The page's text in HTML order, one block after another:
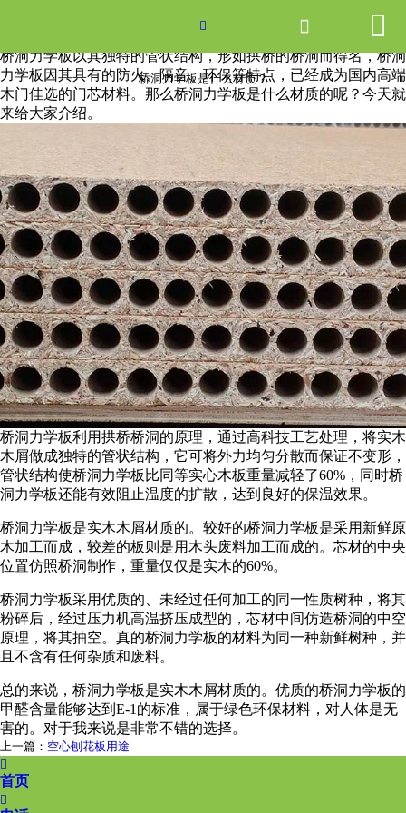
网站首页
产品中心
关于爱游戏ayx体育
走进爱游戏ayx体育
联系我们

桥洞力学板是什么材质？
 
桥洞力学板是什么材质？
桥洞力学板以其独特的管状结构，形如拱桥的桥洞而得名，桥洞
力学板因其具有的防火、隔音、环保等特点，已经成为国内高端
木门佳选的门芯材料。那么桥洞力学板是什么材质的呢？今天就
来给大家介绍。
桥洞力学板利用拱桥桥洞的原理，通过高科技工艺处理，将实木
木屑做成独特的管状结构，它可将外力均匀分散而保证不变形，
管状结构使桥洞力学板比同等实心木板重量减轻了60%，同时桥
洞力学板还能有效阻止温度的扩散，达到良好的保温效果。
桥洞力学板是实木木屑材质的。较好的桥洞力学板是采用新鲜原
木加工而成，较差的板则是用木头废料加工而成的。芯材的中央
位置仿照桥洞制作，重量仅仅是实木的60%。
桥洞力学板采用优质的、未经过任何加工的同一性质树种，将其
粉碎后，经过压力机高温挤压成型的，芯材中间仿造桥洞的中空
原理，将其抽空。真的桥洞力学板的材料为同一种新鲜树种，并
且不含有任何杂质和废料。
总的来说，桥洞力学板是实木木屑材质的。优质的桥洞力学板的
甲醛含量能够达到E-1的标准，属于绿色环保材料，对人体是无
害的。对于我来说是非常不错的选择。
上一篇： 空心刨花板用途
下一篇：

首页
